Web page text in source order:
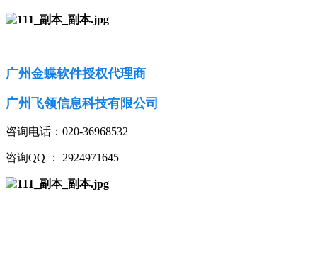
广州金蝶软件授权代理商
广州飞领信息科技有限公司
咨询电话：020-36968532
咨询QQ ： 2924971645